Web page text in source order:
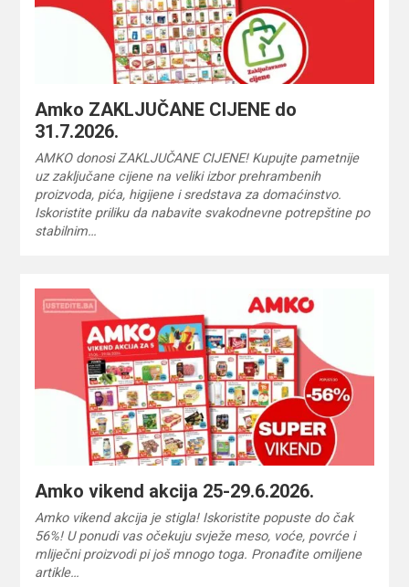
Amko ZAKLJUČANE CIJENE do
31.7.2026.
AMKO donosi ZAKLJUČANE CIJENE! Kupujte pametnije
uz zaključane cijene na veliki izbor prehrambenih
proizvoda, pića, higijene i sredstava za domaćinstvo.
Iskoristite priliku da nabavite svakodnevne potrepštine po
stabilnim…
Amko vikend akcija 25-29.6.2026.
Amko vikend akcija je stigla! Iskoristite popuste do čak
56%! U ponudi vas očekuju svježe meso, voće, povrće i
mliječni proizvodi pi još mnogo toga. Pronađite omiljene
artikle…